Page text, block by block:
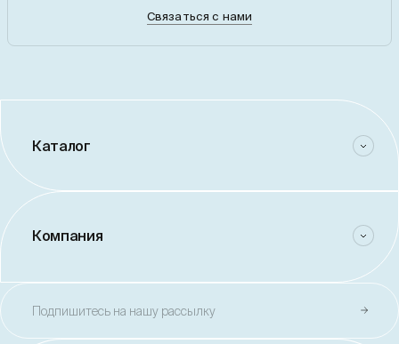
Связаться с нами
Каталог
Компания
Подпишитесь на нашу рассылку